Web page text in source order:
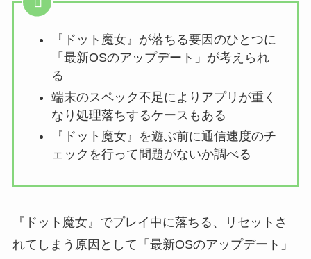
『ドット魔女』が落ちる要因のひとつに
「最新OSのアップデート」が考えられ
る
端末のスペック不足によりアプリが重く
なり処理落ちするケースもある
『ドット魔女』を遊ぶ前に通信速度のチ
ェックを行って問題がないか調べる
『ドット魔女』でプレイ中に落ちる、リセットさ
れてしまう原因として「最新OSのアップデート」